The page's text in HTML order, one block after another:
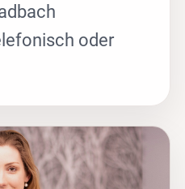
oder